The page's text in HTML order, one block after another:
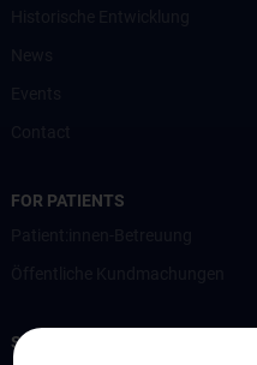
FOR PATIENTS
STUDIES, TRAINING AND